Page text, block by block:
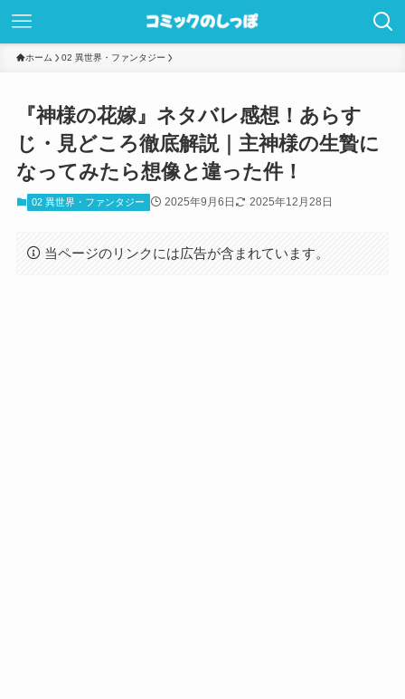
ホーム 02 異世界・ファンタジー
『神様の花嫁』ネタバレ感想！あらす
じ・見どころ徹底解説｜主神様の生贄に
なってみたら想像と違った件！
02 異世界・ファンタジー 2025年9月6日 2025年12月28日
当ページのリンクには広告が含まれています。